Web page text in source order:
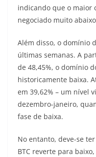
indicando que o maior
negociado muito
Além disso, o domínio
últimas semanas. A
de 48,45%, o domínio
historicamente baixa.
em 39,62% – um nível
dezembro-janeiro,
fase de baixa.
No entanto, deve-se
BTC reverte para